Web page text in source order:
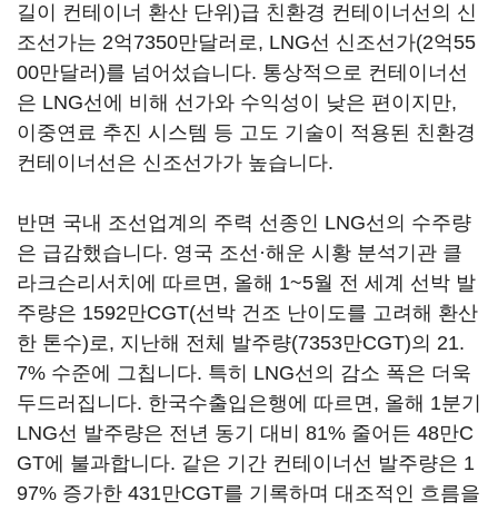
길이 컨테이너 환산 단위)급 친환경 컨테이너선의 신
조선가는 2억7350만달러로, LNG선 신조선가(2억55
00만달러)를 넘어섰습니다. 통상적으로 컨테이너선
은 LNG선에 비해 선가와 수익성이 낮은 편이지만,
이중연료 추진 시스템 등 고도 기술이 적용된 친환경
컨테이너선은 신조선가가 높습니다.
반면 국내 조선업계의 주력 선종인 LNG선의 수주량
은 급감했습니다. 영국 조선·해운 시황 분석기관 클
라크슨리서치에 따르면, 올해 1~5월 전 세계 선박 발
주량은 1592만CGT(선박 건조 난이도를 고려해 환산
한 톤수)로, 지난해 전체 발주량(7353만CGT)의 21.
7% 수준에 그칩니다. 특히 LNG선의 감소 폭은 더욱
두드러집니다. 한국수출입은행에 따르면, 올해 1분기
LNG선 발주량은 전년 동기 대비 81% 줄어든 48만C
GT에 불과합니다. 같은 기간 컨테이너선 발주량은 1
97% 증가한 431만CGT를 기록하며 대조적인 흐름을